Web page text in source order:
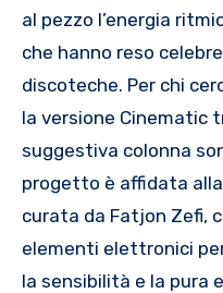
al pezzo l’energia
che hanno reso
discoteche. Per chi
la versione Cinematic
suggestiva colonna
progetto è affidata
curata da Fatjon Zefi,
elementi elettronici
la sensibilità e la pura